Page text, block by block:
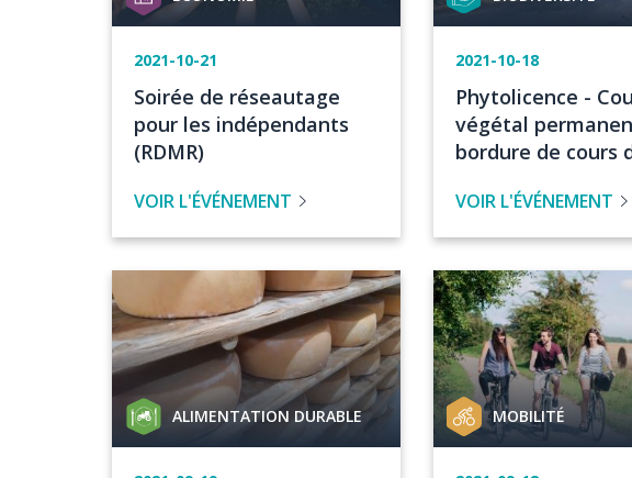
de
Date
de
l'événement
2021-10-21
Titre
de
l'évenement
Soirée de réseautage
pour les indépendants
(RDMR)
VOIR L'ÉVÉNEMENT
de
Date
de
l'événement
2021-10-18
Titre
de
l'évenement
Phytolicence -
végétal
bordure de cours
VOIR L'ÉVÉNEMENT
Catégorie
de
ALIMENTATION DURABLE
Image
Catégorie
de
MOBILITÉ